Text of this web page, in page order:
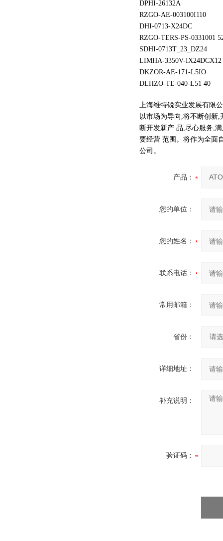
DPHI-26132A
RZGO-AE-003100I110
DHI-0713-X24DC
RZGO-TERS-PS-0331001
SDHI-0713T_23_DZ24
LIMHA-3350V-IX24DCX12
DKZOR-AE-171-L5IO
DLHZO-TE-040-L51 40
上海维特锐实业发展有限
以市场为导向,将不断创新
断开发新产 品,尽心服务,
要经营 范围。将作为全面
公司。
产品：
您的单位：
您的姓名：
联系电话：
常用邮箱：
省份：
详细地址：
补充说明：
验证码：